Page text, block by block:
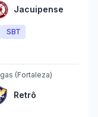
Jacuipense
SBT
(Fortaleza)
Retrô